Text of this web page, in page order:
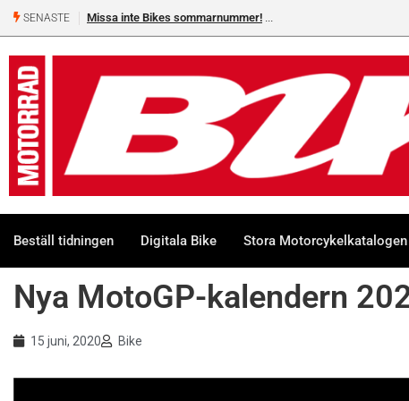
SENASTE Missa inte Bikes sommarnummer!
Beställ tidningen Digitala Bike Stora
Nya MotoGP-kalendern
15 juni, 2020 Bike